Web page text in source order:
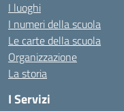
I luoghi
I numeri della scuola
Le carte della scuola
Organizzazione
La storia
I Servizi